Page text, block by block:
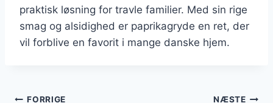
praktisk løsning for travle familier. Med sin rige
smag og alsidighed er paprikagryde en ret, der
vil forblive en favorit i mange danske hjem.
FORRIGE NÆSTE